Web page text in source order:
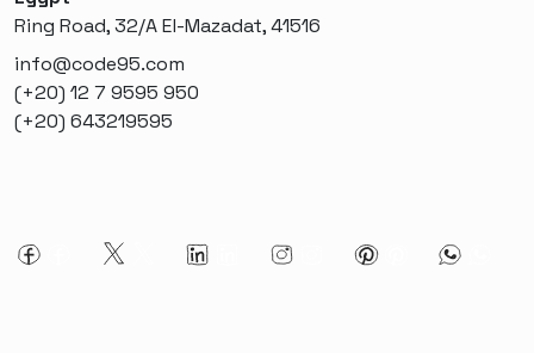
Ring Road, 32/A El-Mazadat, 41516
info@code95.com
(+20) 12 7 9595 950
(+20) 643219595